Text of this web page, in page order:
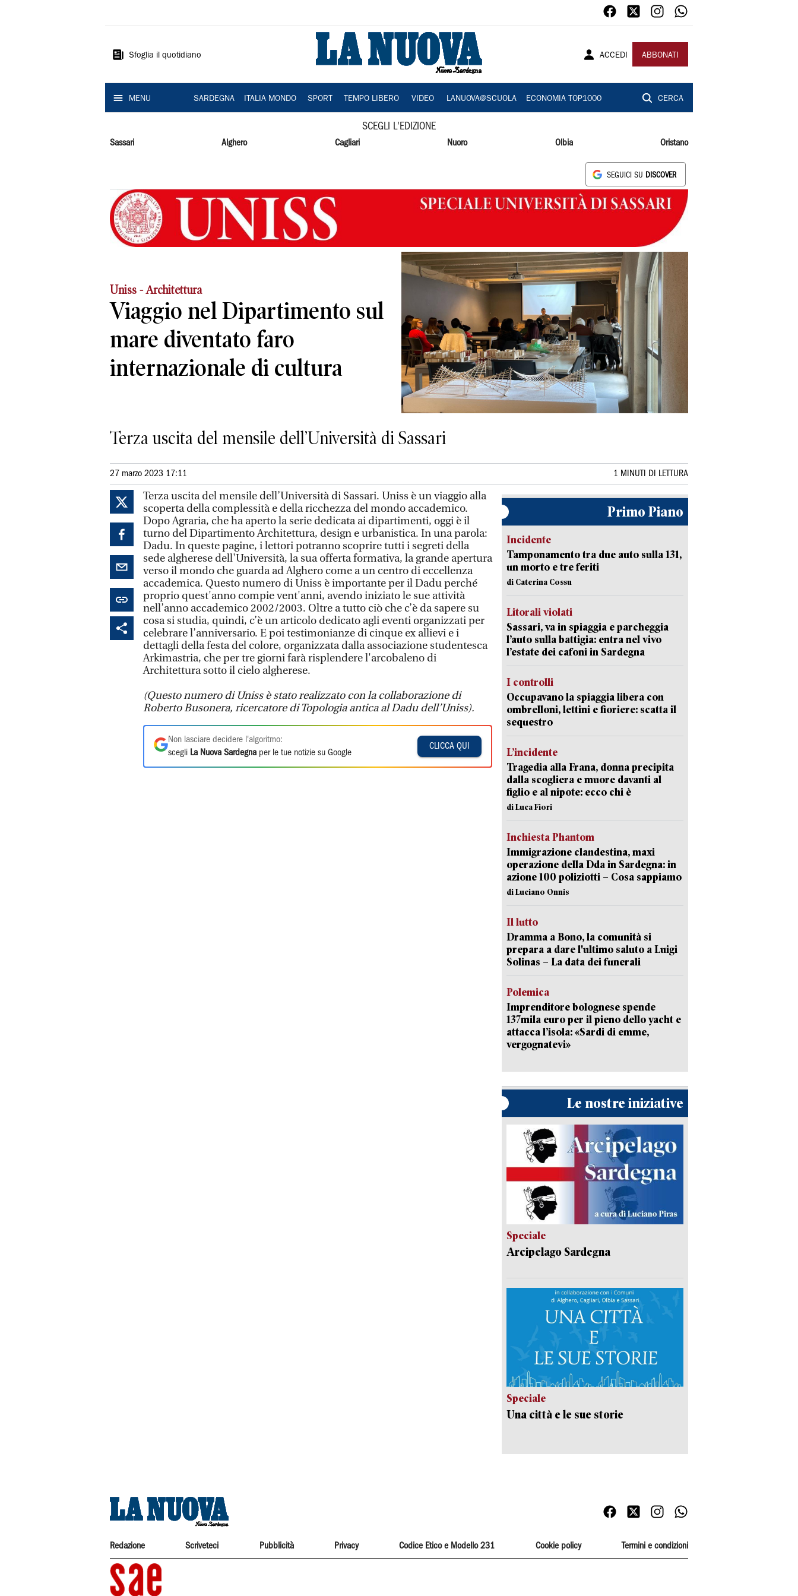
Sardegna
Sfoglia il quotidiano ACCEDI ABBONATI
MENU SARDEGNA ITALIA MONDO SPORT TEMPO LIBERO VIDEO LANUOVA@SCUOLA ECONOMIA TOP1000 CERCA
SCEGLI L'EDIZIONE
Sassari Alghero Cagliari Nuoro Olbia Oristano
SEGUICI SU DISCOVER
Uniss - Architettura
Viaggio nel Dipartimento sul
mare diventato faro
internazionale di cultura
Terza uscita del mensile dell’Università di Sassari
27 marzo 2023 17:11 1 MINUTI DI LETTURA
Terza uscita del mensile dell’Università di Sassari. Uniss è un viaggio alla
scoperta della complessità e della ricchezza del mondo accademico.
Dopo Agraria, che ha aperto la serie dedicata ai dipartimenti, oggi è il
turno del Dipartimento Architettura, design e urbanistica. In una parola:
Dadu. In queste pagine, i lettori potranno scoprire tutti i segreti della
sede algherese dell'Università, la sua offerta formativa, la grande apertura
verso il mondo che guarda ad Alghero come a un centro di eccellenza
accademica. Questo numero di Uniss è importante per il Dadu perché
proprio quest'anno compie vent'anni, avendo iniziato le sue attività
nell’anno accademico 2002/2003. Oltre a tutto ciò che c’è da sapere su
cosa si studia, quindi, c’è un articolo dedicato agli eventi organizzati per
celebrare l’anniversario. E poi testimonianze di cinque ex allievi e i
dettagli della festa del colore, organizzata dalla associazione studentesca
Arkimastria, che per tre giorni farà risplendere l'arcobaleno di
Architettura sotto il cielo algherese.
(Questo numero di Uniss è stato realizzato con la collaborazione di
Roberto Busonera, ricercatore di Topologia antica al Dadu dell’Uniss).
Non lasciare decidere l'algoritmo:
scegli La Nuova Sardegna per le tue notizie su Google
CLICCA QUI
Primo Piano
Incidente
Tamponamento tra due auto sulla 131,
un morto e tre feriti
di Caterina Cossu
Litorali violati
Sassari, va in spiaggia e parcheggia
l’auto sulla battigia: entra nel vivo
l’estate dei cafoni in Sardegna
I controlli
Occupavano la spiaggia libera con
ombrelloni, lettini e fioriere: scatta il
sequestro
L’incidente
Tragedia alla Frana, donna precipita
dalla scogliera e muore davanti al
figlio e al nipote: ecco chi è
di Luca Fiori
Inchiesta Phantom
Immigrazione clandestina, maxi
operazione della Dda in Sardegna: in
azione 100 poliziotti – Cosa sappiamo
di Luciano Onnis
Il lutto
Dramma a Bono, la comunità si
prepara a dare l'ultimo saluto a Luigi
Solinas – La data dei funerali
Polemica
Imprenditore bolognese spende
137mila euro per il pieno dello yacht e
attacca l’isola: «Sardi di emme,
vergognatevi»
Le nostre iniziative
Speciale
Arcipelago Sardegna
Speciale
Una città e le sue storie
Redazione Scriveteci Pubblicità Privacy Codice Etico e Modello 231 Cookie policy Termini e condizioni